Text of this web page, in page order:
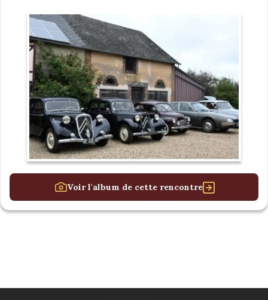
Voir l'album de cette rencontre